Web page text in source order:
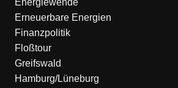
Energiewende
Erneuerbare Energien
Finanzpolitik
Floßtour
Greifswald
Hamburg/Lüneburg